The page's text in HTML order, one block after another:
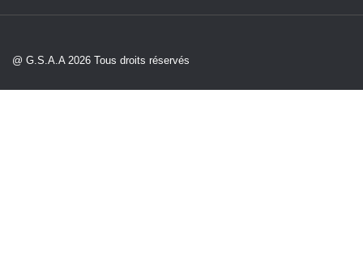
@ G.S.A.A 2026 Tous droits réservés